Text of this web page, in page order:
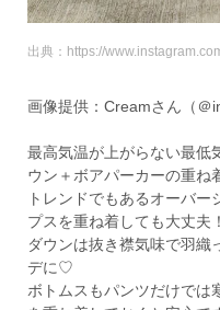
出典：https://
画像提供：Creamさん（＠
最高気温が上がらない最低
ウン＋ボアパーカーの重ね
トレンドでもあるオーバ
プスを重ね着しても大丈夫！
ダウンは抜き襟気味で羽織
デに♡
ボトムスもパンツだけでは